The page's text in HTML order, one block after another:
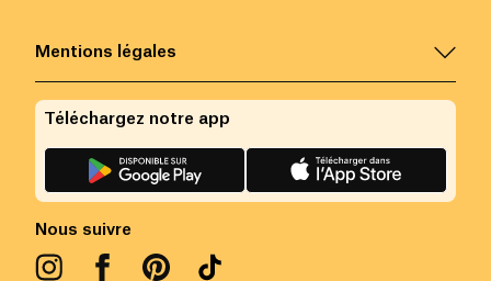
Mentions légales
Nous suivre
Téléchargez notre app